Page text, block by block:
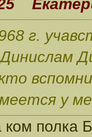
г.
у
ком полка